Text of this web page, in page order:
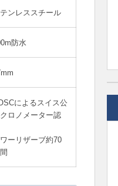
ンレススチール
防水
によるスイス公
ロノメーター認
ーリザーブ約70